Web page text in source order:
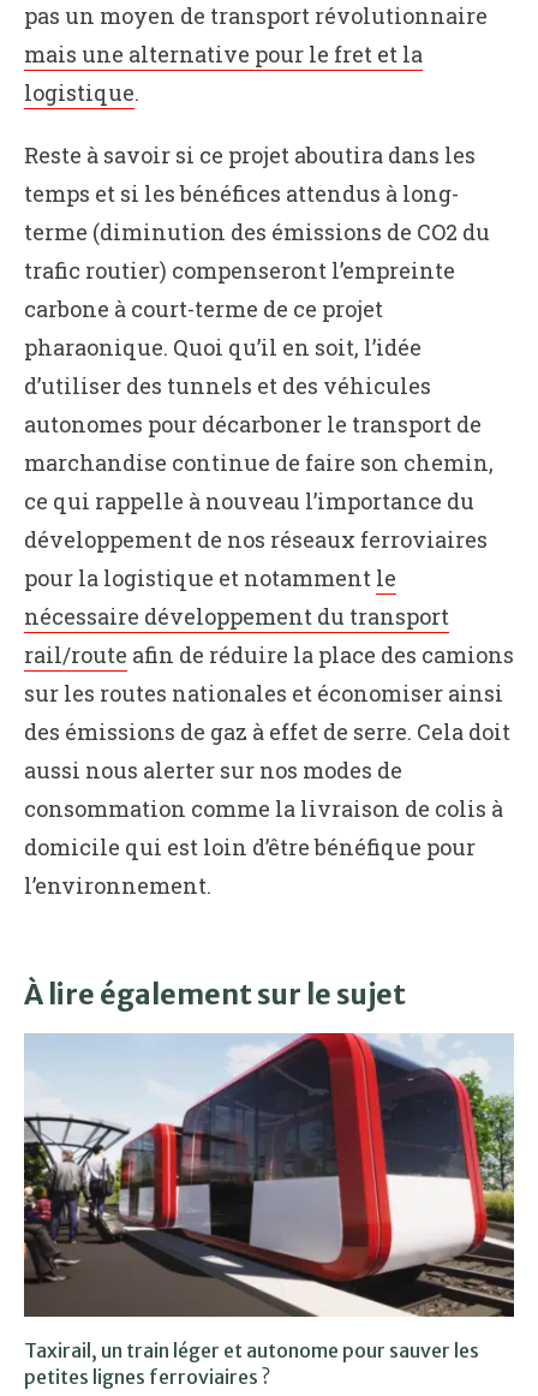
pas un moyen de transport révolutionnaire
mais une alternative pour le fret et la
logistique.
Reste à savoir si ce projet aboutira dans les
temps et si les bénéfices attendus à long-
terme (diminution des émissions de CO2 du
trafic routier) compenseront l’empreinte
carbone à court-terme de ce projet
pharaonique. Quoi qu’il en soit, l’idée
d’utiliser des tunnels et des véhicules
autonomes pour décarboner le transport de
marchandise continue de faire son chemin,
ce qui rappelle à nouveau l’importance du
développement de nos réseaux ferroviaires
pour la logistique et notamment le
nécessaire développement du transport
rail/route afin de réduire la place des camions
sur les routes nationales et économiser ainsi
des émissions de gaz à effet de serre. Cela doit
aussi nous alerter sur nos modes de
consommation comme la livraison de colis à
domicile qui est loin d’être bénéfique pour
l’environnement.
À lire également sur le sujet
Taxirail, un train léger et autonome pour sauver les
petites lignes ferroviaires ?